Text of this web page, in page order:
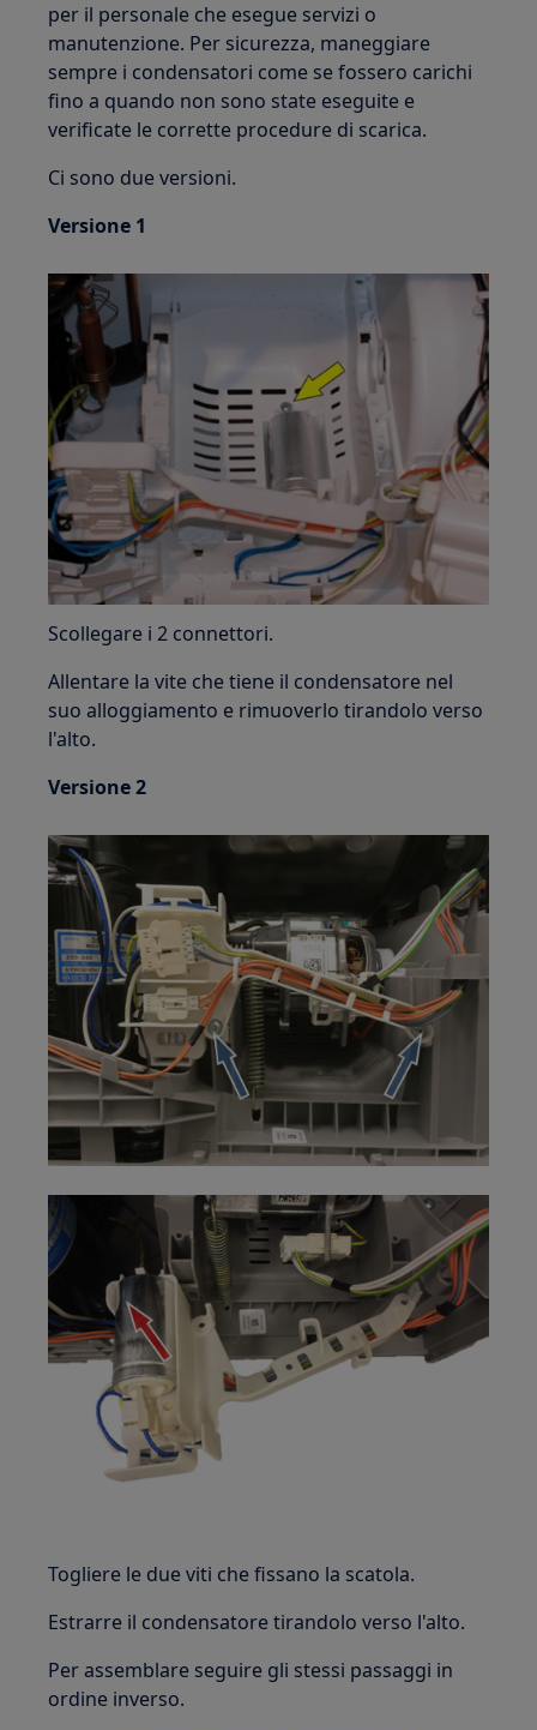
per il personale che esegue servizi o
manutenzione. Per sicurezza, maneggiare
sempre i condensatori come se fossero carichi
fino a quando non sono state eseguite e
verificate le corrette procedure di scarica.
Ci sono due versioni.
Versione 1
Scollegare i 2 connettori.
Allentare la vite che tiene il condensatore nel
suo alloggiamento e rimuoverlo tirandolo verso
l'alto.
Versione 2
Togliere le due viti che fissano la scatola.
Estrarre il condensatore tirandolo verso l'alto.
Per assemblare seguire gli stessi passaggi in
ordine inverso.